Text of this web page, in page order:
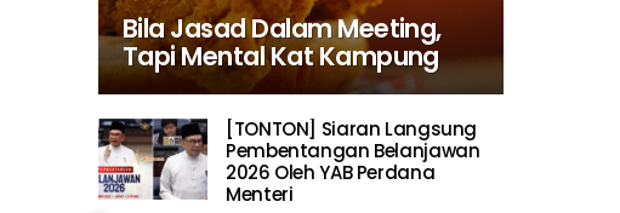
Bila Jasad Dalam Meeting,
Tapi Mental Kat Kampung
[TONTON] Siaran Langsung
Pembentangan Belanjawan
2026 Oleh YAB Perdana
Menteri